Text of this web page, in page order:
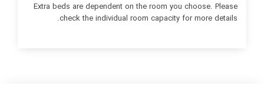
Extra beds are dependent on the room you choose. Please
check the individual room capacity for more details.